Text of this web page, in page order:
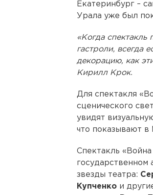
Екатеринбург –
Урала уже был
«Когда спектакль
гастроли, всегда
декорацию, как
Кирилл Крок.
Для спектакля
сценического
увидят
что показывают в
Спектакль
государственном
звезды театра:
Купченко и